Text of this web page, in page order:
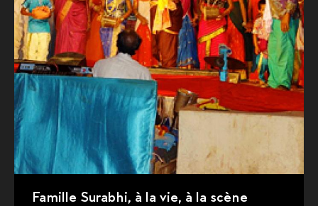
Famille Surabhi, à la vie, à la scène